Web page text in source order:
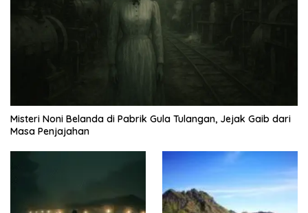
Misteri Noni Belanda di Pabrik Gula Tulangan, Jejak Gaib dari
Masa Penjajahan